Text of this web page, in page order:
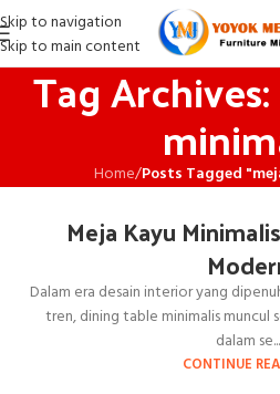
Skip to navigation
Skip to main content
Tag
Home/Posts Tagged
Meja Kayu
Dalam era desain interior yang
tren, dining table minimalis muncul
dalam se...
CONTINUE